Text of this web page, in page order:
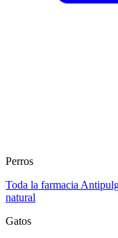
Perros
Toda la farmacia
natural
Gatos